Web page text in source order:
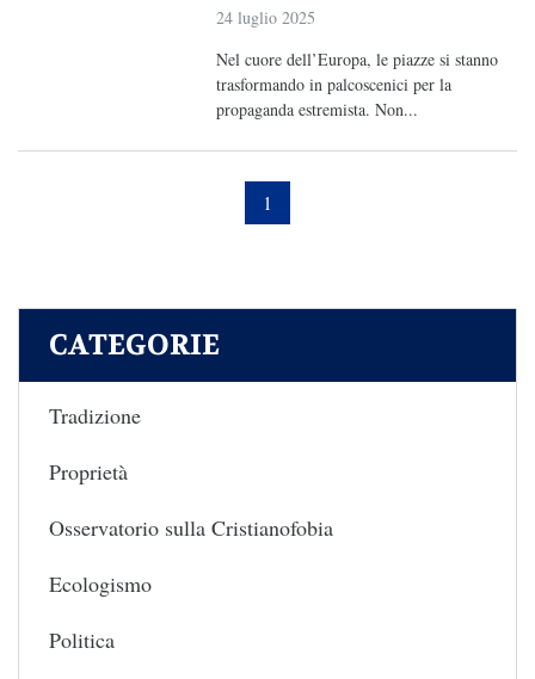
24 luglio 2025
Nel cuore dell’Europa, le piazze si stanno
trasformando in palcoscenici per la
propaganda estremista. Non...
1
CATEGORIE
Tradizione
Proprietà
Osservatorio sulla Cristianofobia
Ecologismo
Politica